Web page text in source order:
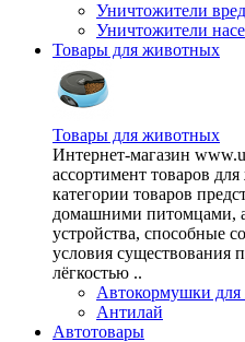
Уничтожители
Уничтожители
Товары для животных
Товары для животных
Интернет-магазин
ассортимент товаров
категории товаров
домашними питомцами,
устройства, способные
условия существования
лёгкостью ..
Автокормушки
Антилай
Автотовары